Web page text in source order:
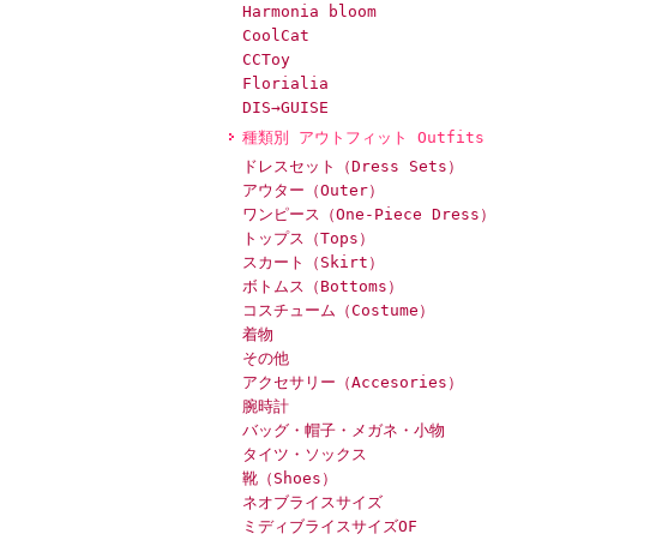
Harmonia bloom
CoolCat
CCToy
Florialia
DIS→GUISE
種類別 アウトフィット Outfits
ドレスセット（Dress Sets）
アウター（Outer）
ワンピース（One-Piece Dress）
トップス（Tops）
スカート（Skirt）
ボトムス（Bottoms）
コスチューム（Costume）
着物
その他
アクセサリー（Accesories）
腕時計
バッグ・帽子・メガネ・小物
タイツ・ソックス
靴（Shoes）
ネオブライスサイズ
ミディブライスサイズOF